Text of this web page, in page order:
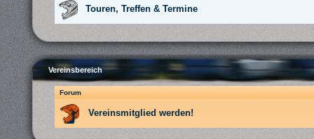
Touren, Treffen & Termine
Vereinsbereich
Forum
Vereinsmitglied werden!